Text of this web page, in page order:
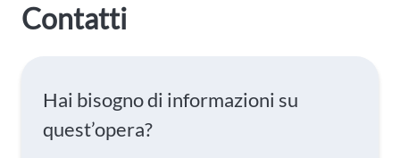
Contatti
Hai bisogno di informazioni su
quest’opera?